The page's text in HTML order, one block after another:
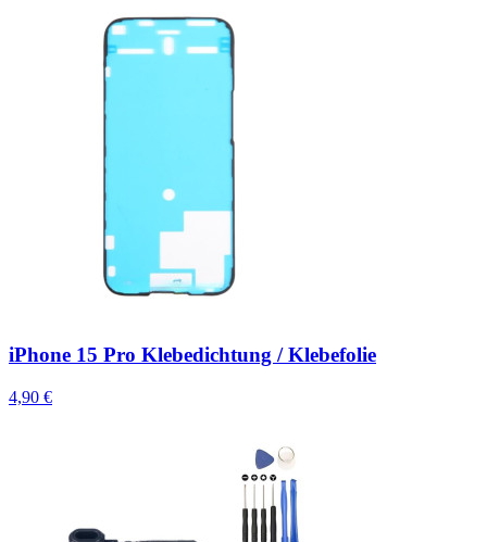
iPhone 15 Pro Klebedichtung / Klebefolie
4,90 €